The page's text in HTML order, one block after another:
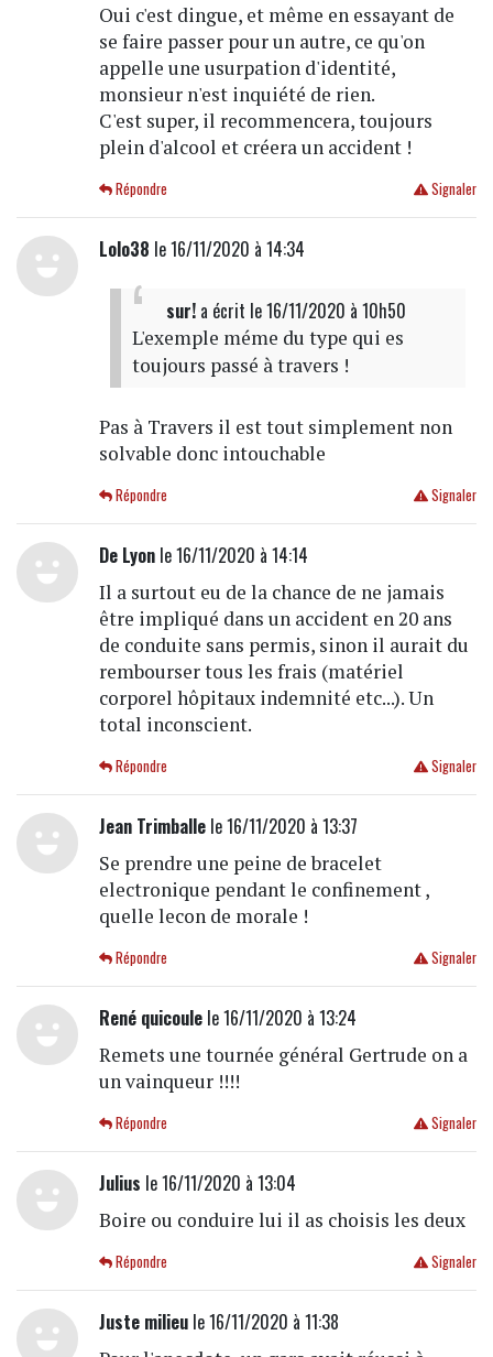
Oui c'est dingue, et même en essayant de
se faire passer pour un autre, ce qu'on
appelle une usurpation d'identité,
monsieur n'est inquiété de rien.
C'est super, il recommencera, toujours
plein d'alcool et créera un accident !
Signaler
Répondre
Lolo38 le 16/11/2020 à 14:34
sur!a écrit le 16/11/2020 à 10h50
L'exemple méme du type qui es
toujours passé à travers !
Pas à Travers il est tout simplement non
solvable donc intouchable
Signaler
Répondre
De Lyonle 16/11/2020 à 14:14
Il a surtout eu de la chance de ne jamais
être impliqué dans un accident en 20 ans
de conduite sans permis, sinon il aurait du
rembourser tous les frais (matériel
corporel hôpitaux indemnité etc...). Un
total inconscient.
Signaler
Répondre
Jean Trimballele 16/11/2020 à 13:37
Se prendre une peine de bracelet
electronique pendant le confinement ,
quelle lecon de morale !
Signaler
Répondre
René quicoulele 16/11/2020 à 13:24
Remets une tournée général Gertrude on a
un vainqueur !!!!
Signaler
Répondre
Julius le 16/11/2020 à 13:04
Boire ou conduire lui il as choisis les deux
Signaler
Répondre
Juste milieule 16/11/2020 à 11:38